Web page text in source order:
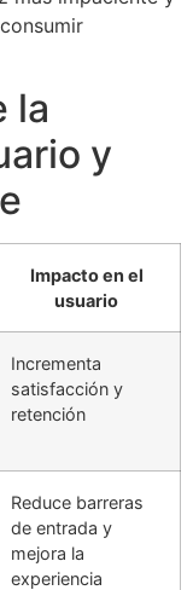
la
y
Impacto en el
usuario
Incrementa
satisfacción y
retención
Reduce barreras
de entrada y
mejora la
experiencia